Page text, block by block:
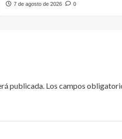
7 de agosto de 2026 0
publicada. Los campos